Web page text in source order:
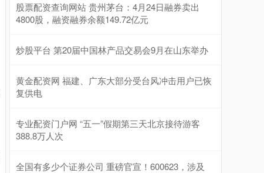
股票配资查询网站 贵州茅台：4月24日融券卖出
4800股，融资融券余额149.72亿元
炒股平台 第20届中国林产品交易会9月在山东举办
黄金配资网 福建、广东大部分受台风冲击用户已恢
复供电
专业配资门户网 “五一”假期第三天北京接待游客
388.8万人次
全国有多少个证券公司 重磅官宣！600623，涉及